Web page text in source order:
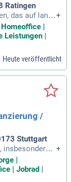
Ratingen
das auf langj
zurückbl
Konta
In dieser Ro
Kredit- und
ist von
aus Banken
mit Ver
am Netzwerka
bei uns.
+
|
Leistungen |
Heute veröffentlicht
/
Stuttgart
v
bestellen und
Sicherheite
+
|
| Jobrad |